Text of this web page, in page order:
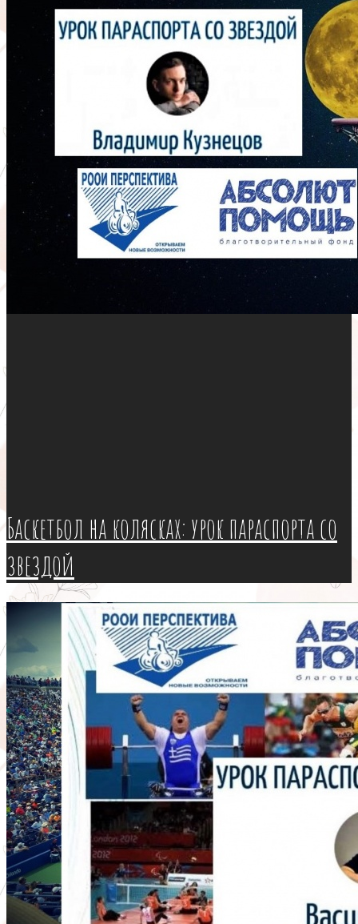
Баскетбол на колясках: урок параспорта со
звездой